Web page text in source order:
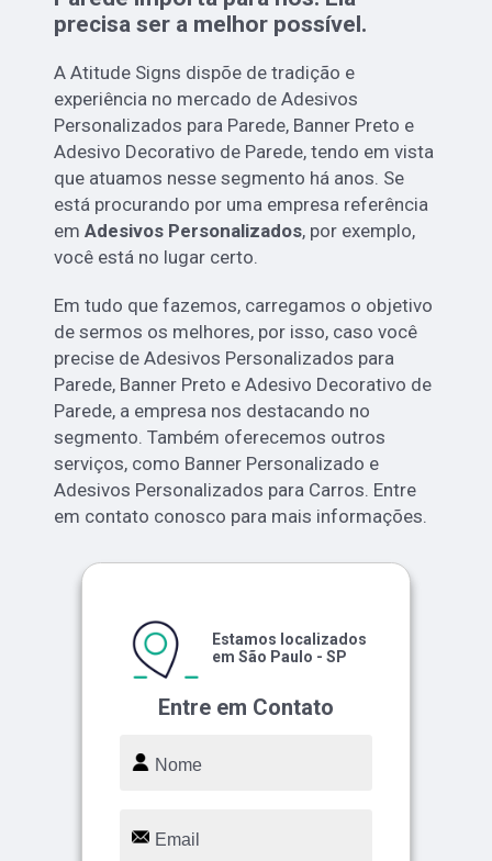
precisa ser a melhor possível.
A Atitude Signs dispõe de tradição e
experiência no mercado de Adesivos
Personalizados para Parede, Banner Preto e
Adesivo Decorativo de Parede, tendo em vista
que atuamos nesse segmento há anos. Se
está procurando por uma empresa referência
emAdesivos Personalizados, por exemplo,
você está no lugar certo.
Em tudo que fazemos, carregamos o objetivo
de sermos os melhores, por isso, caso você
precise de Adesivos Personalizados para
Parede, Banner Preto e Adesivo Decorativo de
Parede, a empresa nos destacando no
segmento. Também oferecemos outros
serviços, como Banner Personalizado e
Adesivos Personalizados para Carros. Entre
em contato conosco para mais informações.
Entre em Contato
Estamos localizados
em São Paulo - SP